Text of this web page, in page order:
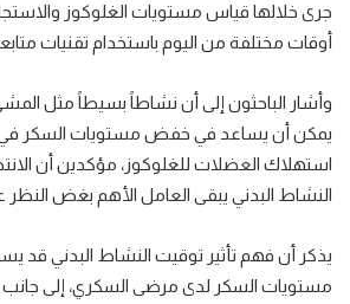
جرى خلالها قياس مستويات الغلوكوز
أوقات مختلفة من اليوم باستخدام تقنيات
وأشار الباحثون إلى أن نشاطاً بسيطاً مثل
يمكن أن يساعد في خفض مستويات السكر في
استهلاك العضلات للغلوكوز، مؤكدين أن
النشاط البدني يبقى العامل الأهم بغض النظر
يذكر أن فهم تأثير توقيت النشاط البدني قد
مستويات السكر لدى مرضى السكري، إلى جانب